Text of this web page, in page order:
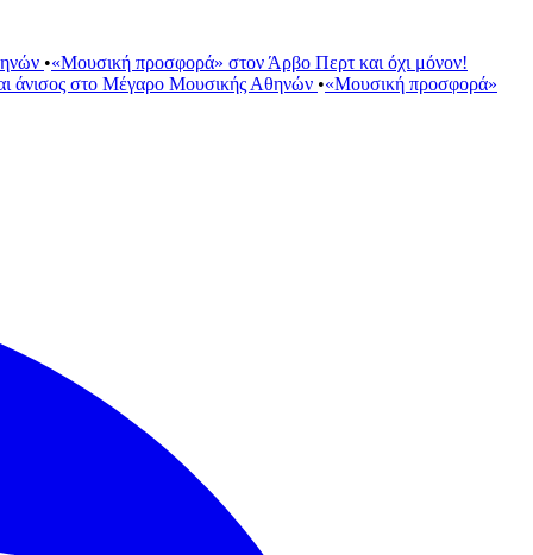
•«Μουσική προσφορά» στον Άρβο Περτ και όχι μόνον!
άνισος στο Μέγαρο Μουσικής Αθηνών •«Μουσική προσφορά»